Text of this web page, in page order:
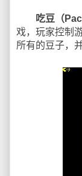
吃豆（
戏，玩家控制
所有的豆子，